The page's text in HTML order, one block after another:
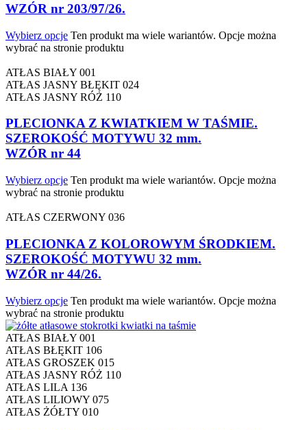
WZÓR nr 203/97/26.
Wybierz opcje Ten produkt ma wiele wariantów. Opcje można
wybrać na stronie produktu
ATŁAS BIAŁY 001
ATŁAS JASNY BŁĘKIT 024
ATŁAS JASNY RÓŻ 110
PLECIONKA Z KWIATKIEM W TAŚMIE.
SZEROKOŚĆ MOTYWU 32 mm.
WZÓR nr 44
Wybierz opcje Ten produkt ma wiele wariantów. Opcje można
wybrać na stronie produktu
ATŁAS CZERWONY 036
PLECIONKA Z KOLOROWYM ŚRODKIEM.
SZEROKOŚĆ MOTYWU 32 mm.
WZÓR nr 44/26.
Wybierz opcje Ten produkt ma wiele wariantów. Opcje można
wybrać na stronie produktu
ATŁAS BIAŁY 001
ATŁAS BŁĘKIT 106
ATŁAS GROSZEK 015
ATŁAS JASNY RÓŻ 110
ATŁAS LILA 136
ATŁAS LILIOWY 075
ATŁAS ŻÓŁTY 010